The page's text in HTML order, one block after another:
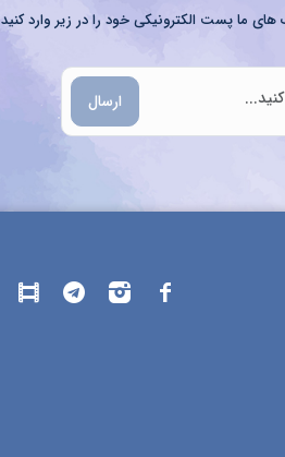
ما پست الکترونیکی خود را در زیر وارد کنید
ارسال